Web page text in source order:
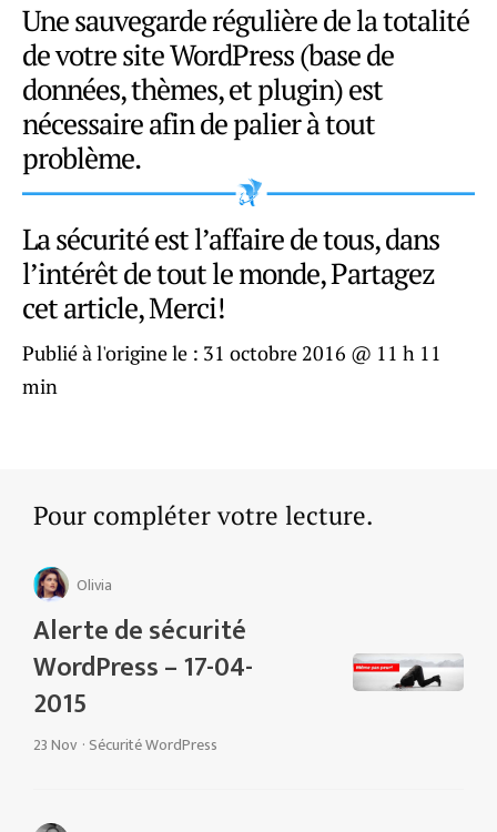
Une sauvegarde régulière de la totalité
de votre site WordPress (base de
données, thèmes, et plugin) est
nécessaire afin de palier à tout
problème.
La sécurité est l’affaire de tous, dans
l’intérêt de tout le monde, Partagez
cet article, Merci!
Publié à l'origine le : 31 octobre 2016 @ 11 h 11
min
Pour compléter votre lecture.
Olivia
Alerte de sécurité
WordPress – 17-04-
2015
23 Nov · Sécurité WordPress